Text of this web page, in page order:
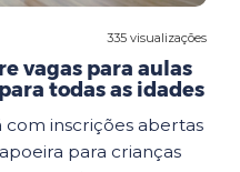
335 visualizações
vagas para aulas
todas as idades
com inscrições abertas
para crianças